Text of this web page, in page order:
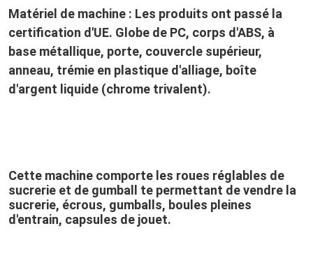
Matériel de machine : Les produits ont passé la
certification d'UE. Globe de PC, corps d'ABS, à
base métallique, porte, couvercle supérieur,
anneau, trémie en plastique d'alliage, boîte
d'argent liquide (chrome trivalent).
Cette machine comporte les roues réglables de
sucrerie et de gumball te permettant de vendre la
sucrerie, écrous, gumballs, boules pleines
d'entrain, capsules de jouet.